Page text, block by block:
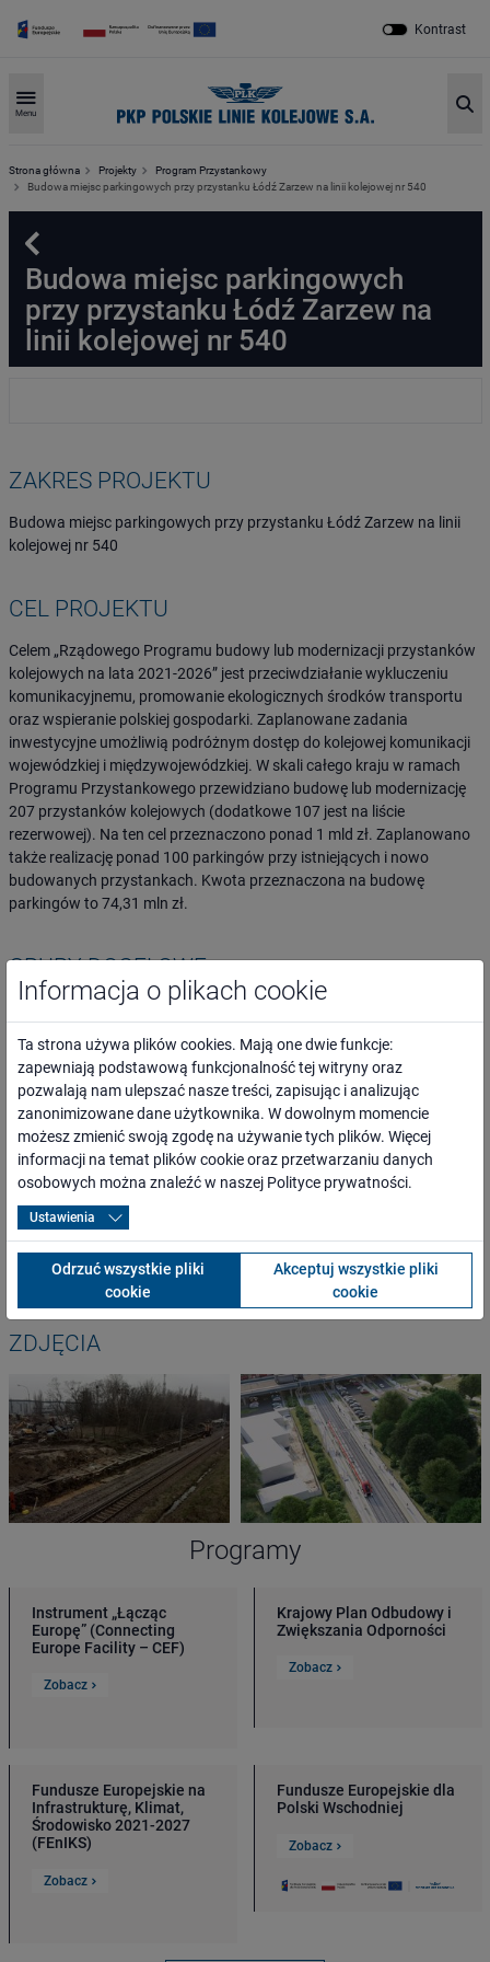
Kontrast
Menu
Strona główna Projekty
Program Przystankowy
Budowa miejsc parkingowych przy przystanku Łódź Zarzew na linii kolejowej nr 540
Powrót
Budowa miejsc parkingowych
przy przystanku Łódź Zarzew na
linii kolejowej nr 540
ZAKRES PROJEKTU
Budowa miejsc parkingowych przy przystanku Łódź Zarzew na linii
kolejowej nr 540
CEL PROJEKTU
Celem „Rządowego Programu budowy lub modernizacji przystanków
kolejowych na lata 2021-2026” jest przeciwdziałanie wykluczeniu
komunikacyjnemu, promowanie ekologicznych środków transportu
oraz wspieranie polskiej gospodarki. Zaplanowane zadania
inwestycyjne umożliwią podróżnym dostęp do kolejowej komunikacji
wojewódzkiej i międzywojewódzkiej. W skali całego kraju w ramach
Programu Przystankowego przewidziano budowę lub modernizację
207 przystanków kolejowych (dodatkowe 107 jest na liście
rezerwowej). Na ten cel przeznaczono ponad 1 mld zł. Zaplanowano
także realizację ponad 100 parkingów przy istniejących i nowo
budowanych przystankach. Kwota przeznaczona na budowę
parkingów to 74,31 mln zł.
GRUPY DOCELOWE
ogół społeczeństwa, mieszkańcy najbliższego otoczenia inwestycji
osoby o ograniczonej możliwości poruszania się,
przewoźnicy oraz inni kontrahenci,
media lokalne, regionalne, branżowe i ogólnopolskie,
administracja rządowa i samorządowa,
organizacje pozarządowe.
WARTOŚĆ PROJEKTU
4 086 000,00 PLN
ZDJĘCIA
Programy
Instrument „Łącząc
Europę” (Connecting
Europe Facility – CEF)
Zobacz
Krajowy Plan Odbudowy i
Zwiększania Odporności
Zobacz
Fundusze Europejskie na
Infrastrukturę, Klimat,
Środowisko 2021-2027
(FEnIKS)
Zobacz
Fundusze Europejskie dla
Polski Wschodniej
Zobacz
Informacja o plikach cookie
Ta strona używa plików cookies. Mają one dwie funkcje:
zapewniają podstawową funkcjonalność tej witryny oraz
pozwalają nam ulepszać nasze treści, zapisując i analizując
zanonimizowane dane użytkownika. W dowolnym momencie
możesz zmienić swoją zgodę na używanie tych plików. Więcej
informacji na temat plików cookie oraz przetwarzaniu danych
osobowych można znaleźć w naszej Polityce prywatności.
Ustawienia
Odrzuć wszystkie pliki
cookie
Akceptuj wszystkie pliki
cookie